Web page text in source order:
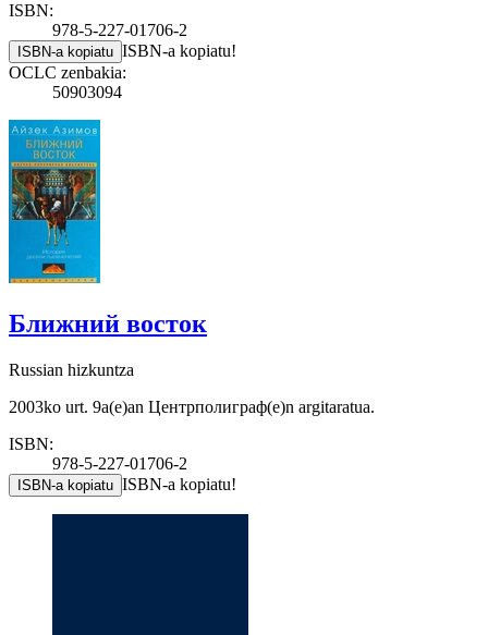
ISBN:
978-5-227-01706-2
ISBN-a kopiatu ISBN-a kopiatu!
OCLC zenbakia:
50903094
Ближний восток
Russian hizkuntza
2003ko urt. 9a(e)an Центрполиграф(e)n argitaratua.
ISBN:
978-5-227-01706-2
ISBN-a kopiatu ISBN-a kopiatu!